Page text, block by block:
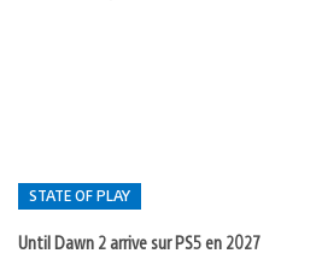
STATE OF PLAY
Until Dawn 2 arrive sur PS5 en 2027